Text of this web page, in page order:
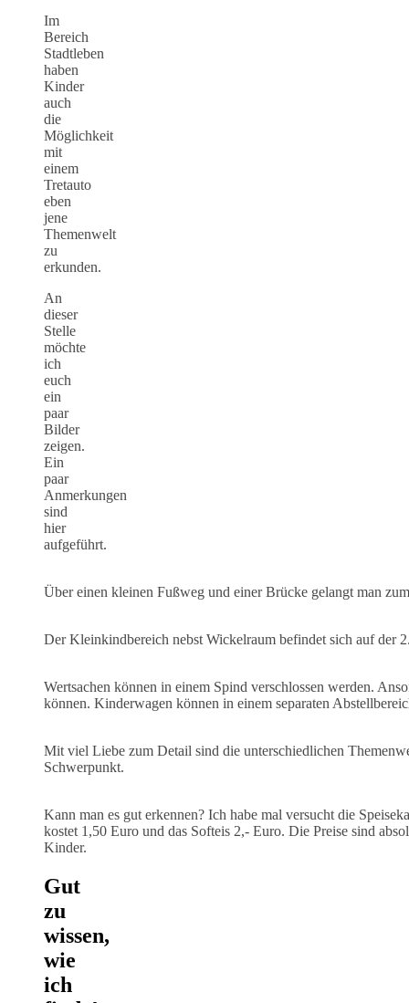
Im
Bereich
Stadtleben
haben
Kinder
auch
die
Möglichkeit
mit
einem
Tretauto
eben
jene
Themenwelt
zu
erkunden.
An
dieser
Stelle
möchte
ich
euch
ein
paar
Bilder
zeigen.
Ein
paar
Anmerkungen
sind
hier
aufgeführt.
Über einen kleinen Fußweg und einer Brücke gelangt man
Der Kleinkindbereich nebst Wickelraum befindet sich auf der
Wertsachen können in einem Spind verschlossen werden.
können. Kinderwagen können in einem separaten
Mit viel Liebe zum Detail sind die unterschiedlichen
Schwerpunkt.
Kann man es gut erkennen? Ich habe mal versucht die
kostet 1,50 Euro und das Softeis 2,- Euro. Die Preise sind
Kinder.
Gut
zu
wissen,
wie
ich